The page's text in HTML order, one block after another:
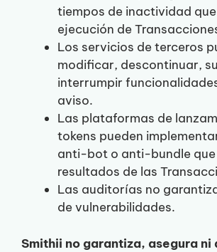
tiempos de inactividad
ejecución de
Los servicios de terceros
modificar, descontinuar,
interrumpir
aviso.
Las plataformas de
tokens pueden
anti-bot o anti-bundle
resultados de las
Las auditorías no
de vulnerabilidades.
Smithii no garantiza, asegura ni